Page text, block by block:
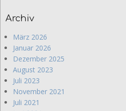
Archiv
März 2026
Januar 2026
Dezember 2025
August 2023
Juli 2023
November 2021
Juli 2021